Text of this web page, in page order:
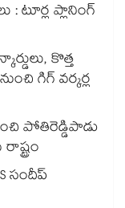
: టూర్ల ప్లానింగ్
కొత్త
గిగ్ వర్కర్ల
పోతిరెడ్డిపాడు
సందీప్